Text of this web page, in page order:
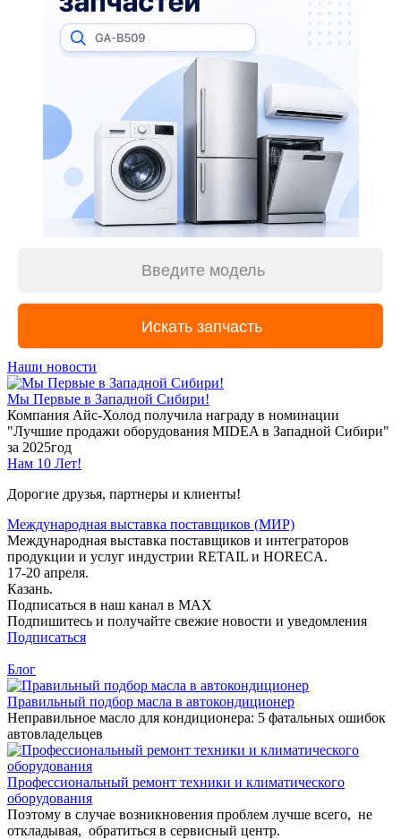
Наши новости
Мы Первые в Западной Сибири!
Компания Айс-Холод получила награду в номинации
"Лучшие продажи оборудования MIDEA в Западной Сибири"
за 2025год
Нам 10 Лет!
Дорогие друзья, партнеры и клиенты!
Международная выставка поставщиков (МИР)
Международная выставка поставщиков и интеграторов
продукции и услуг индустрии RETAIL и HORECA.
17-20 апреля.
Казань.
Подписаться в наш канал в MAX
Подпишитесь и получайте свежие новости и уведомления
Подписаться
Блог
Правильный подбор масла в автокондиционер
Неправильное масло для кондиционера: 5 фатальных ошибок
автовладельцев
Профессиональный ремонт техники и климатического
оборудования
Поэтому в случае возникновения проблем лучше всего, не
откладывая, обратиться в сервисный центр.